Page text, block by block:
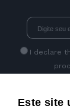
I declare
Este site